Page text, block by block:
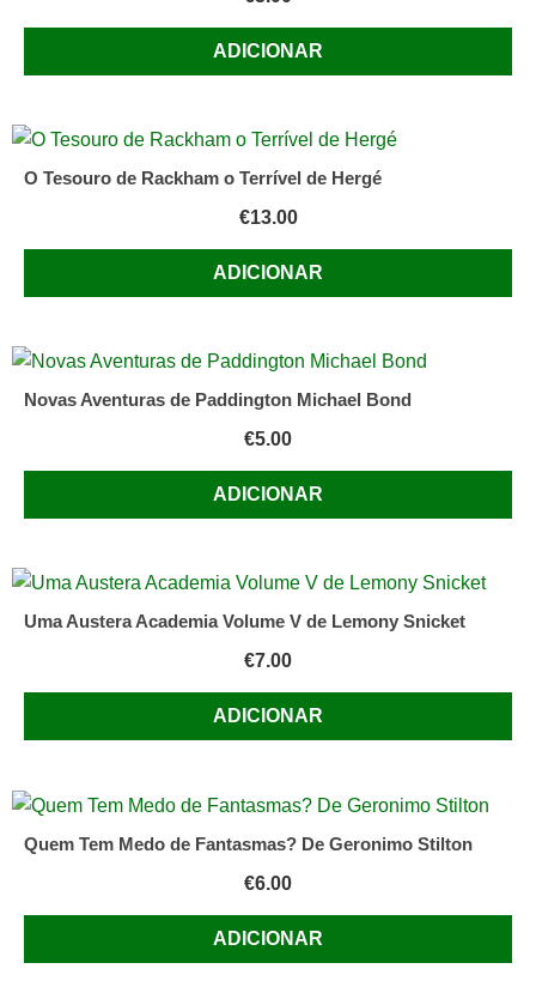
ADICIONAR
O Tesouro de Rackham o Terrível de Hergé
€13.00
ADICIONAR
Novas Aventuras de Paddington Michael Bond
€5.00
ADICIONAR
Uma Austera Academia Volume V de Lemony Snicket
€7.00
ADICIONAR
Quem Tem Medo de Fantasmas? De Geronimo Stilton
€6.00
ADICIONAR